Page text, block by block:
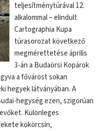
teljesítménytúrával 12.
alkalommal – elindult
Cartographia Kupa
túrasorozat következő
megmérettetése április
3-án a Budaörsi Kopárok
a fővárost sokan
hegyek látványában. A
hegység ezen, szigorúan
Különleges
kökörcsin,